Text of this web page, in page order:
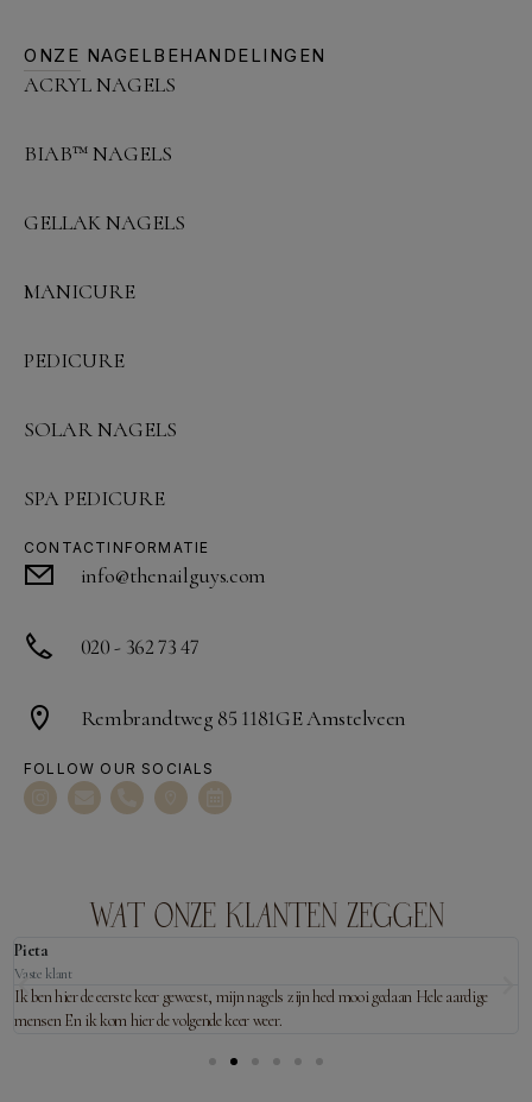
ONZE NAGELBEHANDELINGEN
ACRYL NAGELS
BIAB™ NAGELS
GELLAK NAGELS
MANICURE
PEDICURE
SOLAR NAGELS
SPA PEDICURE
CONTACTINFORMATIE
info@thenailguys.com
020 - 362 73 47
Rembrandtweg 85 1181GE Amstelveen
FOLLOW OUR SOCIALS
WAT ONZE KLANTEN ZEGGEN
Pieta
Vaste klant
Ik ben hier de eerste keer geweest, mijn nagels zijn heel mooi gedaan Hele aardige
mensen En ik kom hier de volgende keer weer.